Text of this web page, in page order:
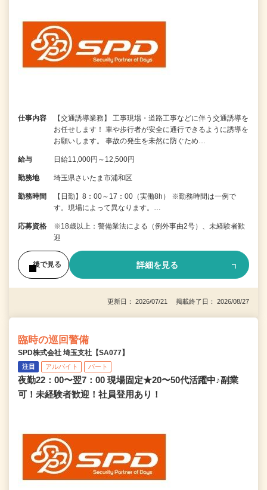
仕事内容
【交通誘導業務】 工事現場・道路工事などに伴う交通誘導を
お任せします！ 車や歩行者が安全に通行できるように誘導を
お願いします。 事故の発生を未然に防ぐため…
給与 日給11,000円～12,500円
勤務地 埼玉県さいたま市浦和区
勤務時間
【日勤】8：00～17：00（実働8h） ※勤務時間は一例で
す。現場によって異なります。…
応募資格
※18歳以上：警備業法による（例外事由2号）、未経験者歓
迎
後で見る 詳細を見る
更新日： 2026/07/21 掲載終了日： 2026/08/27
臨時の巡回警備
SPD株式会社 埼玉支社【SA077】
注目 アルバイト パート
夜勤22：00〜翌7：00 現場固定★20〜50代活躍中♪副業
可！未経験者歓迎！社員登用あり！